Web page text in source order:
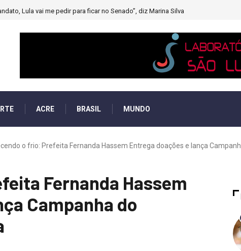
Lula vai me pedir para ficar no Senado”, diz Marina Silva
ACRE BRASIL MUNDO
o frio: Prefeita Fernanda Hassem Entrega doações e lança Campanha
Fernanda Hassem
Campanha do